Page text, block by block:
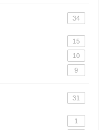
34
15
10
9
31
1